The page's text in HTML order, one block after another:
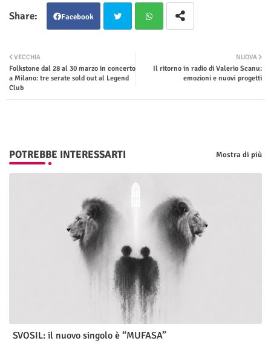
Facebook
ter tsap
NUOVA
Il ritorno in radio di Valerio Scanu:
emozioni e nuovi progetti
VECCHIA
Folkstone dal 28 al 30 marzo in concerto
a Milano: tre serate sold out al Legend
Club
POTREBBE INTERESSARTI Mostra di più
SVOSIL: il nuovo singolo è “MUFASA”